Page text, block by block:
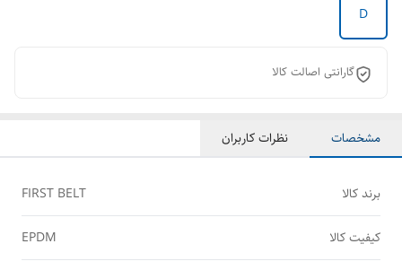
D
گارانتی اصالت کالا
مشخصات نظرات کاربران
برند کالا FIRST BELT
کیفیت کالا EPDM